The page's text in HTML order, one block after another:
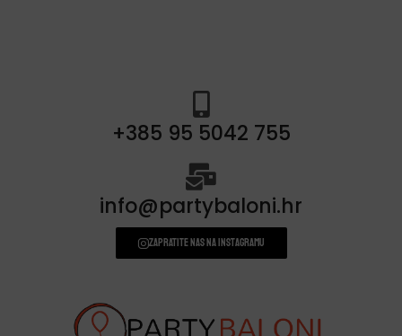
+385 95 5042 755
info@partybaloni.hr
Zapratite nas na instagramu